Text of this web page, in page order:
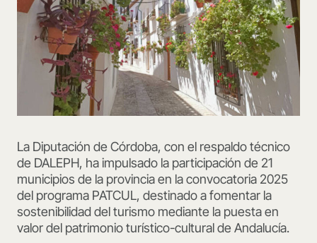
La Diputación de Córdoba, con el respaldo técnico
de DALEPH, ha impulsado la participación de 21
municipios de la provincia en la convocatoria 2025
del programa PATCUL, destinado a fomentar la
sostenibilidad del turismo mediante la puesta en
valor del patrimonio turístico-cultural de Andalucía.